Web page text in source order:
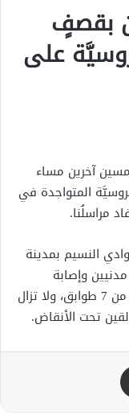
بقصفٍ
على
وخمسين آخرين مساء
المتواجدة في
مراسلُنا.
النسيم بمدينة
وإصابة
العشرات، إضافةً لسقوط بناءٍ سكنيٍّ مؤلَّفٍ من 7 طوابق، ولا تزال
تحت الأنقاض.